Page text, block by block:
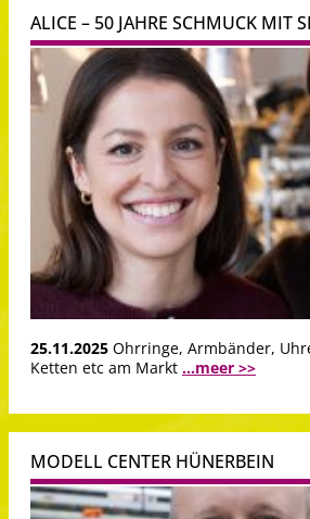
ALICE – 50 JAHRE SCHMUCK MIT
25.11.2025 Ohrringe, Armbänder,
Ketten etc am Markt ...meer >>
MODELL CENTER HÜNERBEIN